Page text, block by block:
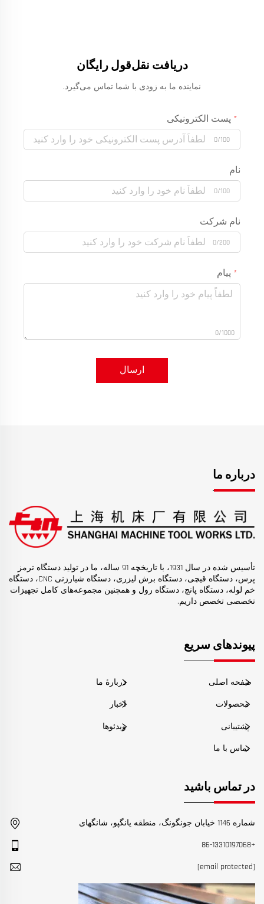
دریافت نقل‌قول رایگان
نماینده ما به زودی با شما تماس می‌گیرد.
پست الکترونیکی
0/100
نام
0/100
نام شرکت
0/200
پیام
0/1000
ارسال
درباره ما
تأسیس شده در سال 1931، با تاریخچه 91 ساله، ما در تولید دستگاه ترمز
پرس، دستگاه قیچی، دستگاه برش لیزری، دستگاه شیارزنی CNC، دستگاه
خم لوله، دستگاه پانچ، دستگاه رول و همچنین مجموعه‌های کامل تجهیزات
تخصصی تخصص داریم.
پیوندهای سریع
صفحه اصلی دربارهٔ ما
محصولات اخبار
پشتیبانی ویدئوها
تماس با ما
در تماس باشید
شماره 1146 خیابان جونگونگ، منطقه یانگپو، شانگهای
+86-13310197068
[email protected]